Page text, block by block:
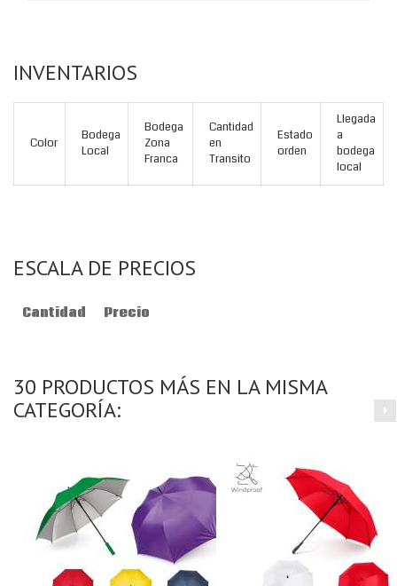
INVENTARIOS
Color
Bodega
Local
Bodega
Zona
Franca
Cantidad
en
Transito
Estado
orden
Llegada
a
bodega
local
ESCALA DE PRECIOS
Cantidad Precio
30 PRODUCTOS MÁS EN LA MISMA
CATEGORÍA: